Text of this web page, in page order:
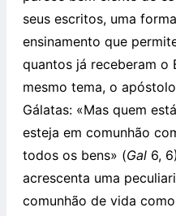
seus escritos, uma
ensinamento que
quantos já receberam o
mesmo tema, o
Gálatas: «Mas quem
esteja em comunhão
todos os bens» (Gal 6,
acrescenta uma
comunhão de vida